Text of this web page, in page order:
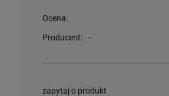
Ocena:
Producent: -
zapytaj o produkt